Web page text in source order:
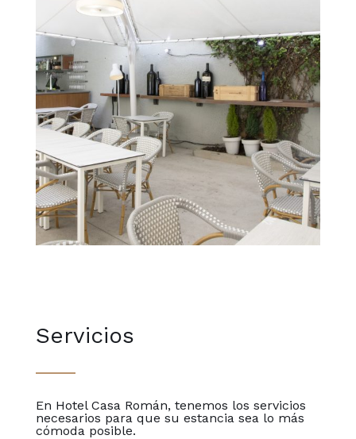
Servicios
En Hotel Casa Román, tenemos los servicios
necesarios para que su estancia sea lo más
cómoda posible.